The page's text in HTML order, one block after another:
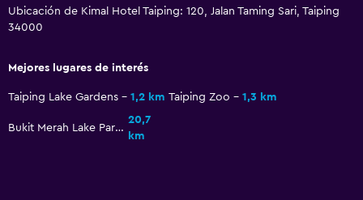
Ubicación de Kimal Hotel Taiping: 120, Jalan Taming Sari, Taiping
34000
Mejores lugares de interés
Taiping Lake Gardens 1,2 km Taiping Zoo 1,3 km
Bukit Merah Lake Park
20,7
km